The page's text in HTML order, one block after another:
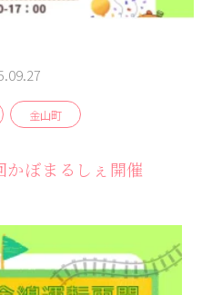
金山町
かぼまるしぇ開催